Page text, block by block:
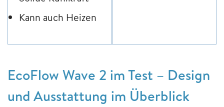
Kann auch Heizen
EcoFlow Wave 2 im Test – Design
und Ausstattung im Überblick